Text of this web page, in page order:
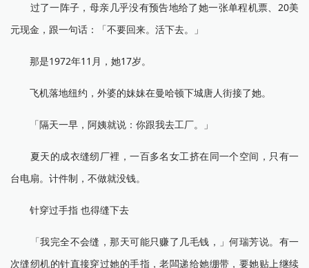
过了一阵子，母亲几乎没有预告地给了她一张单程机票、20美
元现金，跟一句话：「不要回来。活下去。」
那是1972年11月，她17岁。
飞机落地纽约，外婆的妹妹在曼哈顿下城唐人街接了她。
「隔天一早，阿姨就说：你跟我去工厂。」
夏天的成衣缝纫厂裡，一百多名女工挤在同一个空间，只有一
台电扇。计件制，不做就没钱。
针穿过手指 也得缝下去
「我完全不会缝，那天可能只赚了几毛钱，」何瑞芳说。有一
次缝纫机的针直接穿过她的手指，老闆递给她绷带，要她贴上继续